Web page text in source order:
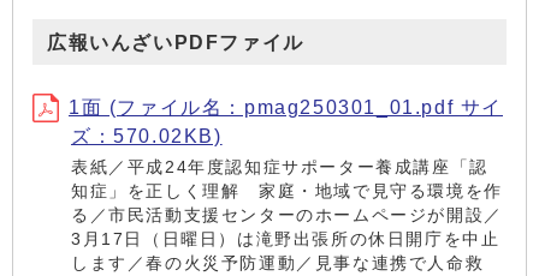
広報いんざいPDFファイル
1面 (ファイル名：pmag250301_01.pdf サイ
ズ：570.02KB)
表紙／平成24年度認知症サポーター養成講座「認
知症」を正しく理解 家庭・地域で見守る環境を作
る／市民活動支援センターのホームページが開設／
3月17日（日曜日）は滝野出張所の休日開庁を中止
します／春の火災予防運動／見事な連携で人命救